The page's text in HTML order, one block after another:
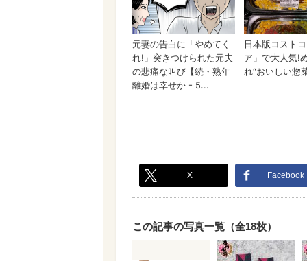
X Facebook
この記事の写真一覧（全18枚）